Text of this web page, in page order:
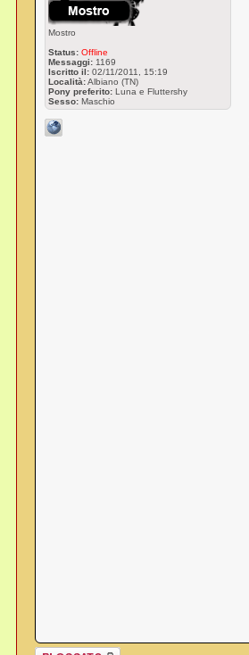
Mostro
Status: Offline
Messaggi: 1169
Iscritto il: 02/11/2011, 15:19
Località:Albiano (TN)
Pony preferito: Luna e Fluttershy
Sesso: Maschio
Argomento